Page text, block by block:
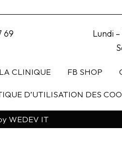
69
Lundi
LA CLINIQUE FB SHOP
D’UTILISATION DES
WEDEV IT